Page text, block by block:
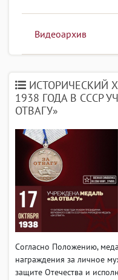
Видеоархив
ИСТОРИЧЕСКИЙ
1938 ГОДА В СССР
ОТВАГУ»
Согласно Положению,
награждения за личное
защите Отечества и